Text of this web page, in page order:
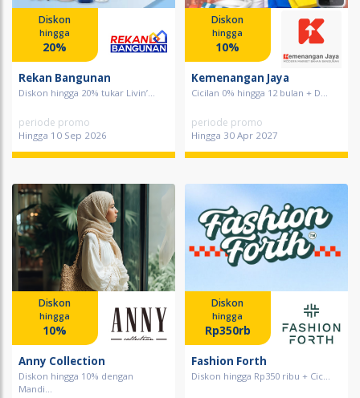
Diskon
hingga
20%
Rekan Bangunan
Diskon hingga 20% tukar Livin’...
periode promo
Hingga 10 Sep 2026
Diskon
hingga
10%
Kemenangan Jaya
Cicilan 0% hingga 12 bulan + D...
periode promo
Hingga 30 Apr 2027
Diskon
hingga
10%
Anny Collection
Diskon hingga 10% dengan
Mandi...
Diskon
hingga
Rp350rb
Fashion Forth
Diskon hingga Rp350 ribu + Cic...